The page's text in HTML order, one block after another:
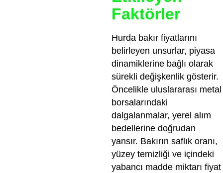
Faktörler
Hurda bakır fiyatlarını
belirleyen unsurlar, piyasa
dinamiklerine bağlı olarak
sürekli değişkenlik gösterir.
Öncelikle uluslararası metal
borsalarındaki
dalgalanmalar, yerel alım
bedellerine doğrudan
yansır. Bakırın saflık oranı,
yüzey temizliği ve içindeki
yabancı madde miktarı fiyat